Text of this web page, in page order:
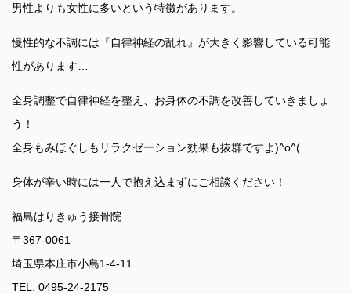
男性よりも女性に多いという特徴があります。
慢性的な不調には『自律神経の乱れ』が大きく影響している可能
性があります…
全身調整で自律神経を整え、お身体の不調を改善していきましょ
う！
全身もみほぐしもリラクゼーション効果も抜群ですよ)^o^(
身体が辛い時には一人で抱え込まずにご相談ください！
福島はりきゅう接骨院
〒367-0061
埼玉県本庄市小島1-4-11
TEL. 0495-24-2175